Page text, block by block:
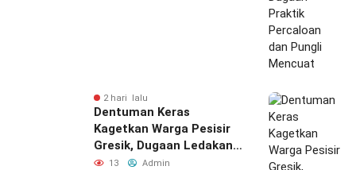
2 hari lalu
Dentuman Keras
Kagetkan Warga Pesisir
Gresik, Dugaan Ledakan
Berasal Dari PT Smelting
13 Admin